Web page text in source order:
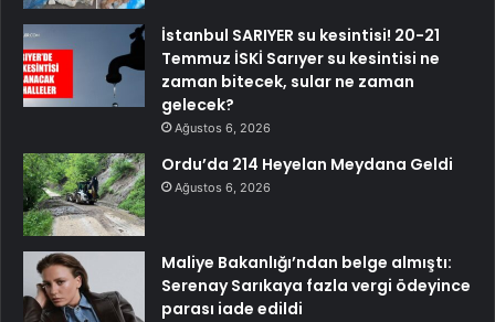
İstanbul SARIYER su kesintisi! 20-21
Temmuz İSKİ Sarıyer su kesintisi ne
zaman bitecek, sular ne zaman
gelecek?
Ağustos 6, 2026
Ordu’da 214 Heyelan Meydana Geldi
Ağustos 6, 2026
Maliye Bakanlığı’ndan belge almıştı:
Serenay Sarıkaya fazla vergi ödeyince
parası iade edildi